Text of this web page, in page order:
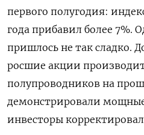
первого полугодия:
года прибавил более 7%.
пришлось не так сладко.
росшие акции
полупроводников на
демонстрировали
инвесторы